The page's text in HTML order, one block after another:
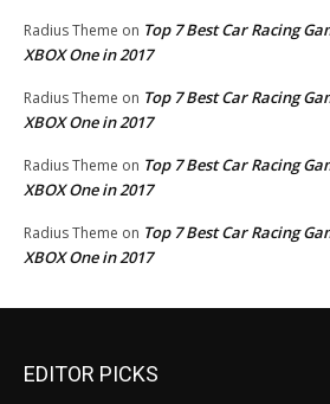
Radius Theme on Top 7 Best Car Racing
XBOX One in 2017
Radius Theme on Top 7 Best Car Racing
XBOX One in 2017
Radius Theme on Top 7 Best Car Racing
XBOX One in 2017
Radius Theme on Top 7 Best Car Racing
XBOX One in 2017
EDITOR PICKS